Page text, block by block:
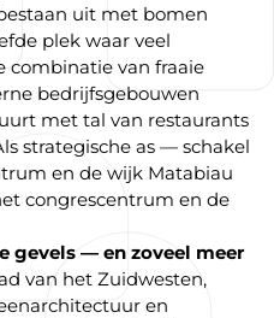
uit met bomen
plek waar veel
combinatie van fraaie
bedrijfsgebouwen
met tal van restaurants
strategische as — schakel
en de wijk Matabiau
congrescentrum en de
gevels — en zoveel meer
van het Zuidwesten,
en